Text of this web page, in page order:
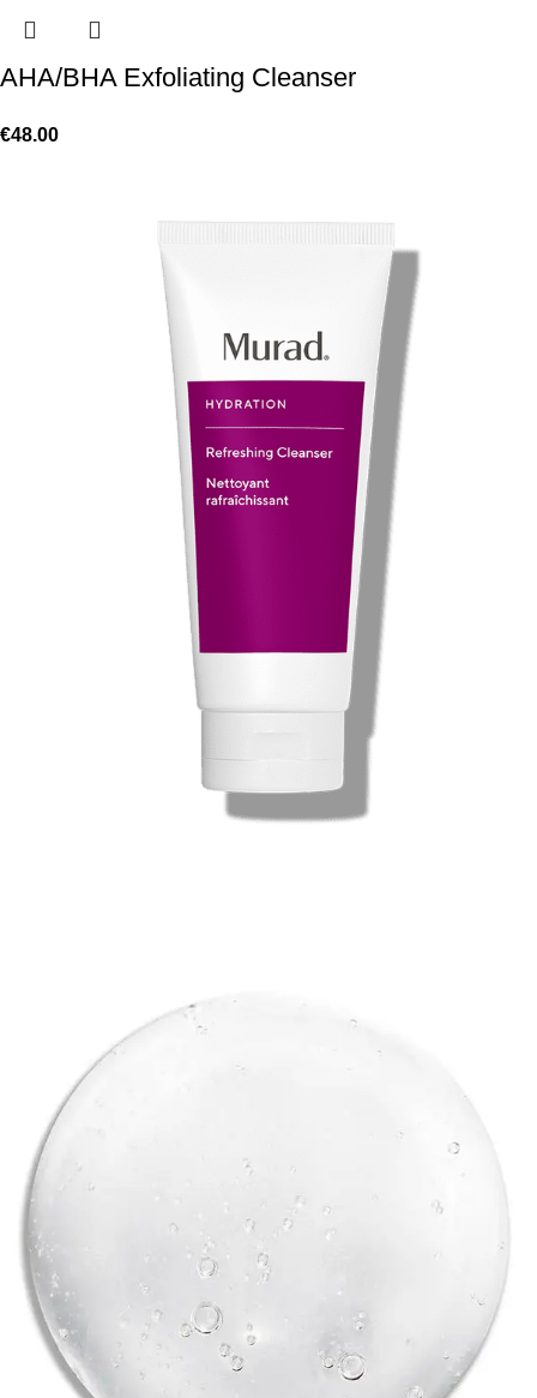
AHA/BHA Exfoliating Cleanser
€48.00